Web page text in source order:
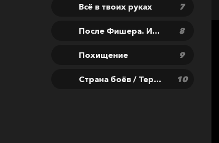
Всё в твоих руках
После Фишера. Инквизитор
Похищение
Страна боёв / Территория боя (1 сезон) / Fightland